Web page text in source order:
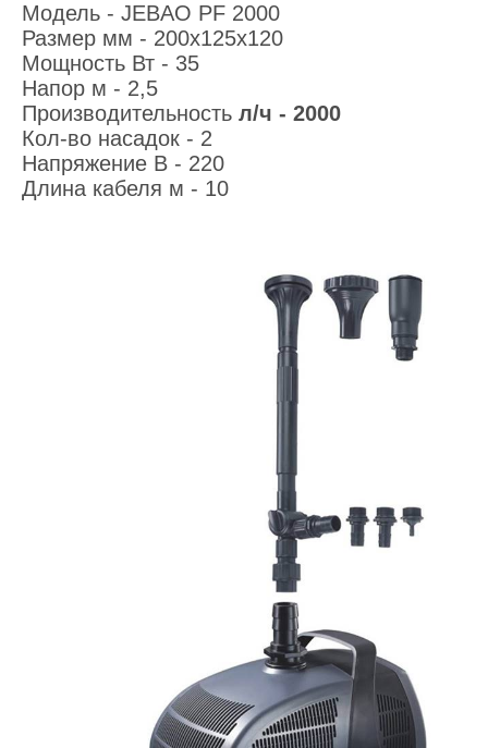
Модель - JEBAO PF 2000
Размер мм - 200х125х120
Мощность Вт - 35
Напор м - 2,5
Производительность л/ч - 2000
Кол-во насадок - 2
Напряжение В - 220
Длина кабеля м - 10